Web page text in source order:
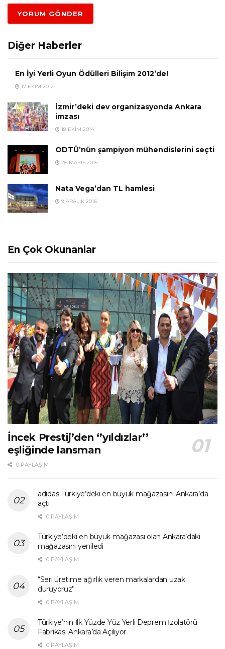
Diğer Haberler
En İyi Yerli Oyun Ödülleri Bilişim 2012’de!
17 EKIM 2012
İzmir’deki dev organizasyonda Ankara
imzası
18 EKIM 2014
ODTÜ’nün şampiyon mühendislerini seçti
26 MAYIS 2015
Nata Vega’dan TL hamlesi
9 ARALIK 2016
En Çok Okunanlar
İncek Prestij’den ‘’yıldızlar’’
eşliğinde lansman
0 PAYLAŞIM
adidas Türkiye’deki en büyük mağazasını Ankara’da
açtı
0 PAYLAŞIM
Türkiye’deki en büyük mağazası olan Ankara’daki
mağazasını yeniledi
0 PAYLAŞIM
“Seri üretime ağırlık veren markalardan uzak
duruyoruz”
0 PAYLAŞIM
Türkiye’nin İlk Yüzde Yüz Yerli Deprem İzolatörü
Fabrikası Ankara’da Açılıyor
0 PAYLAŞIM